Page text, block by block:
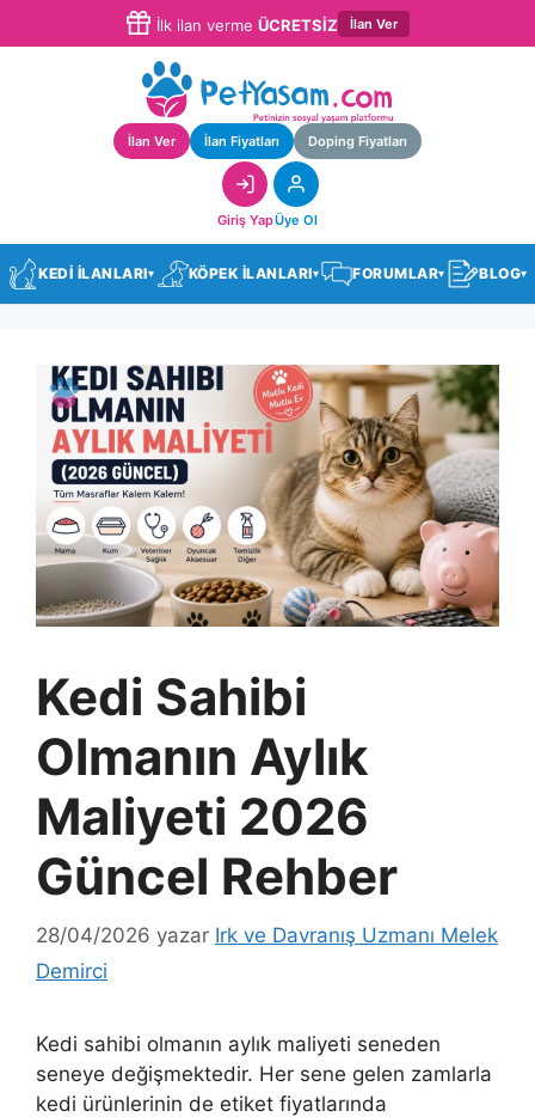
İlk ilan verme ÜCRETSİZ İlan Ver
İlan Ver İlan Fiyatları Doping Fiyatları
Giriş YapÜye Ol
KEDİ İLANLARI▾ KÖPEK İLANLARI▾ FORUMLAR▾ BLOG▾
Kedi Sahibi
Olmanın Aylık
Maliyeti 2026
Güncel Rehber
28/04/2026 yazar Irk ve Davranış Uzmanı Melek
Demirci
Kedi sahibi olmanın aylık maliyeti seneden
seneye değişmektedir. Her sene gelen zamlarla
kedi ürünlerinin de etiket fiyatlarında